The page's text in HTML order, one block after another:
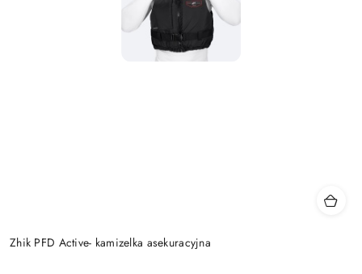
Zhik PFD Active- kamizelka asekuracyjna